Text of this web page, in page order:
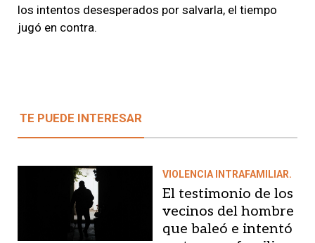
los intentos desesperados por salvarla, el tiempo
jugó en contra.
TE PUEDE INTERESAR
VIOLENCIA INTRAFAMILIAR.
El testimonio de los
vecinos del hombre
que baleó e intentó